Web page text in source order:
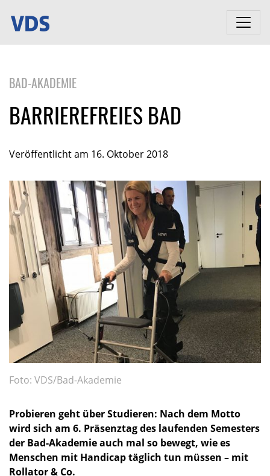
BAD-AKADEMIE
BARRIEREFREIES BAD
Veröffentlicht am 16. Oktober 2018
Foto: VDS/Bad-Akademie
Probieren geht über Studieren: Nach dem Motto
wird sich am 6. Präsenztag des laufenden Semesters
der Bad-Akademie auch mal so bewegt, wie es
Menschen mit Handicap täglich tun müssen – mit
Rollator & Co.